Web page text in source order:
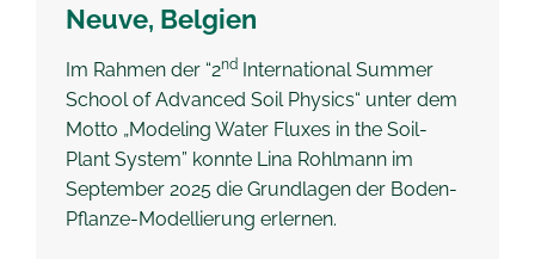
Neuve, Belgien
Im Rahmen der “2nd International Summer
School of Advanced Soil Physics“ unter dem
Motto „Modeling Water Fluxes in the Soil-
Plant System” konnte Lina Rohlmann im
September 2025 die Grundlagen der Boden-
Pflanze-Modellierung erlernen.